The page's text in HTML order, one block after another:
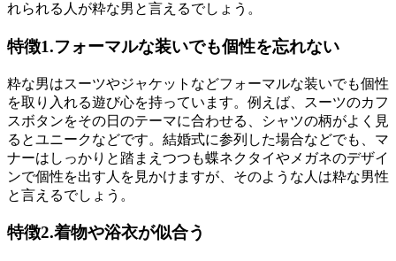
れられる人が粋な男と言えるでしょう。
特徴1.フォーマルな装いでも個性を忘れない
粋な男はスーツやジャケットなどフォーマルな装いでも個性
を取り入れる遊び心を持っています。例えば、スーツのカフ
スボタンをその日のテーマに合わせる、シャツの柄がよく見
るとユニークなどです。結婚式に参列した場合などでも、マ
ナーはしっかりと踏まえつつも蝶ネクタイやメガネのデザイ
ンで個性を出す人を見かけますが、そのような人は粋な男性
と言えるでしょう。
特徴2.着物や浴衣が似合う